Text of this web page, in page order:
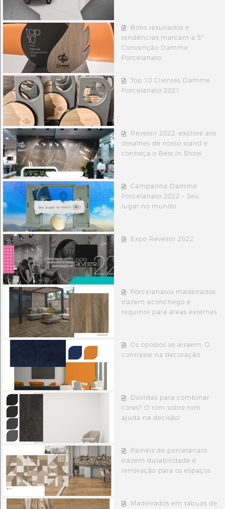
Bons resultados e
tendências marcam a 5ª
Convenção Damme
Porcelanato
Top 10 Clientes Damme
Porcelanato 2021
Revestir 2022: explore aos
detalhes de nosso stand e
conheça o Best In Show
Campanha Damme
Porcelanato 2022 – Seu
lugar no mundo
Expo Revestir 2022
Porcelanatos madeirados
trazem aconchego e
requinte para áreas externas
Os opostos se atraem: O
contraste na decoração
Dúvidas para combinar
cores? O tom sobre tom
ajuda na decisão!
Painéis de porcelanato
trazem durabilidade e
renovação para os espaços
Madeirados em tábuas de